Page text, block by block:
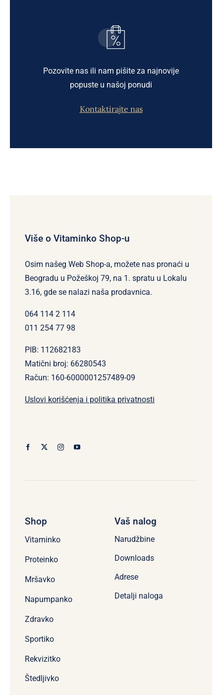
Pozovite nas ili nam pišite za najnovije
popuste u našoj ponudi
Kontaktirajte nas
Više o Vitaminko Shop-u
Osim našeg Web Shop-a, možete nas pronaći u
Beogradu u Požeškoj 79, na 1. spratu u Lokalu
3.16, gde se nalazi naša prodavnica.
064 114 2 114
011 254 77 98
PIB: 112682183
Matični broj: 66280543
Račun: 160-6000001257489-09
Uslovi korišćenja i politika privatnosti
Shop
Vitaminko
Proteinko
Mršavko
Napumpanko
Zdravko
Sportiko
Rekvizitko
Štedljivko
Vaš nalog
Narudžbine
Downloads
Adrese
Detalji naloga